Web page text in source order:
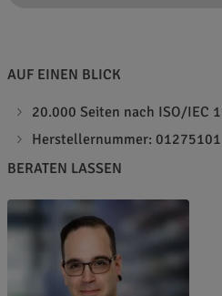
AUF EINEN BLICK
20.000 Seiten nach ISO/IEC
Herstellernummer: 01275101
BERATEN LASSEN